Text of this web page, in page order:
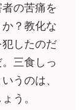
の苦痛を
？教化な
したのだ
三食しっ
うのは、
う。